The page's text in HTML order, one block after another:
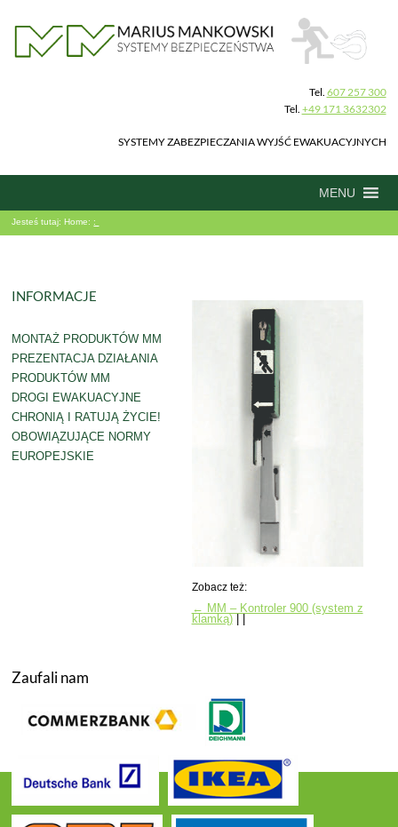
Tel. 607 257 300
Tel. +49 171 3632302
SYSTEMY ZABEZPIECZANIA WYJŚĆ EWAKUACYJNYCH
MENU
Jesteś tutaj: Home: :
INFORMACJE
MONTAŻ PRODUKTÓW MM
PREZENTACJA DZIAŁANIA
PRODUKTÓW MM
DROGI EWAKUACYJNE
CHRONIĄ I RATUJĄ ŻYCIE!
OBOWIĄZUJĄCE NORMY
EUROPEJSKIE
Zobacz też:
← MM – Kontroler 900 (system z
klamką)| |
Zaufali nam